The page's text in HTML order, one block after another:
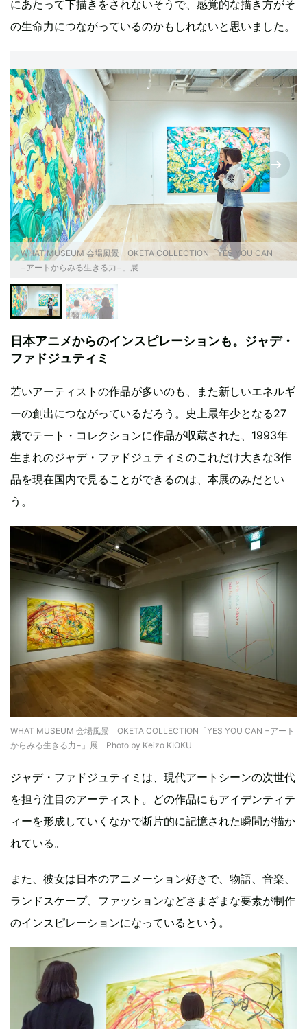
にあたって下描きをされないそうで、感覚的な描き方がそ
の生命力につながっているのかもしれないと思いました。
WHAT MUSEUM 会場風景 OKETA COLLECTION「YES YOU CAN
−アートからみる生きる力−」展
日本アニメからのインスピレーションも。ジャデ・
ファドジュティミ
若いアーティストの作品が多いのも、また新しいエネルギ
ーの創出につながっているだろう。史上最年少となる27
歳でテート・コレクションに作品が収蔵された、1993年
生まれのジャデ・ファドジュティミのこれだけ大きな3作
品を現在国内で見ることができるのは、本展のみだとい
う。
WHAT MUSEUM 会場風景 OKETA COLLECTION「YES YOU CAN −アート
からみる生きる力−」展 Photo by Keizo KIOKU
ジャデ・ファドジュティミは、現代アートシーンの次世代
を担う注目のアーティスト。どの作品にもアイデンティテ
ィーを形成していくなかで断片的に記憶された瞬間が描か
れている。
また、彼女は日本のアニメーション好きで、物語、音楽、
ランドスケープ、ファッションなどさまざまな要素が制作
のインスピレーションになっているという。